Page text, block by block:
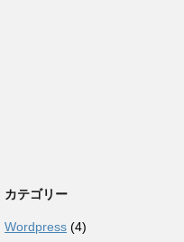
カテゴリー
Wordpress (4)